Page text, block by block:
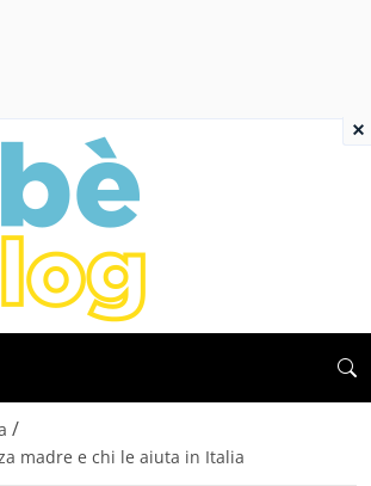
/
madre e chi le aiuta in Italia
×